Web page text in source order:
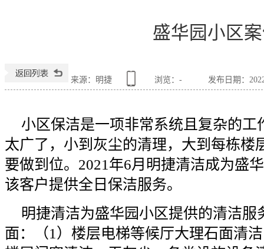
盛华园小区
来源：明捷 浏览： - 发布日期：
小区保洁是一项非常系统且复杂的工
太广了，小到灰尘的清理，大到每栋楼
要做到位。2021年6月明捷清洁成为盛
该客户提供全日保洁服务。
明捷清洁为盛华园小区提供的清洁服
面：（1）楼层电梯等候厅大理石面清